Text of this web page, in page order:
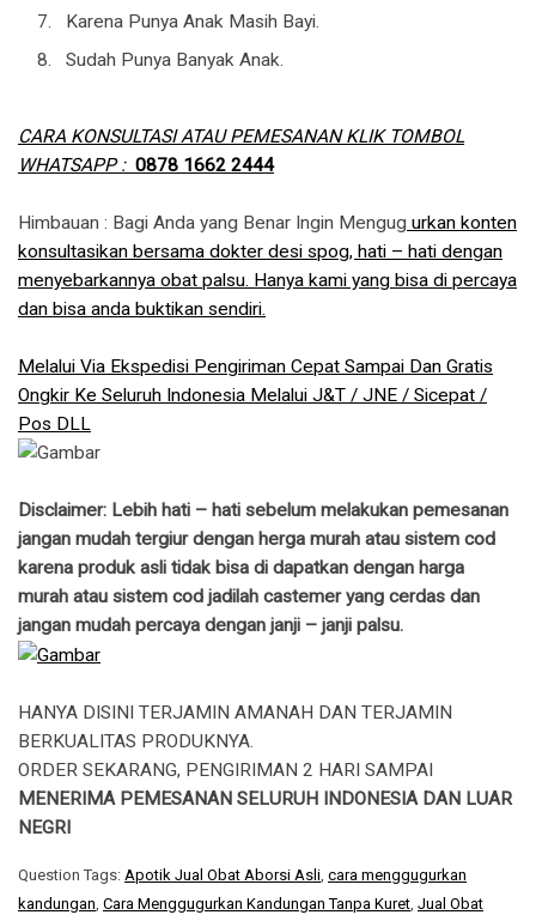
Karena Punya Anak Masih Bayi.
Sudah Punya Banyak Anak.
CARA KONSULTASI ATAU PEMESANAN KLIK TOMBOL
WHATSAPP : 0878 1662 2444
Himbauan : Bagi Anda yang Benar Ingin Mengug urkan konten
konsultasikan bersama dokter desi spog, hati – hati dengan
menyebarkannya obat palsu. Hanya kami yang bisa di percaya
dan bisa anda buktikan sendiri.
Melalui Via Ekspedisi Pengiriman Cepat Sampai Dan Gratis
Ongkir Ke Seluruh Indonesia Melalui J&T / JNE / Sicepat /
Pos DLL
Disclaimer: Lebih hati – hati sebelum melakukan pemesanan
jangan mudah tergiur dengan herga murah atau sistem cod
karena produk asli tidak bisa di dapatkan dengan harga
murah atau sistem cod jadilah castemer yang cerdas dan
jangan mudah percaya dengan janji – janji palsu.
HANYA DISINI TERJAMIN AMANAH DAN TERJAMIN
BERKUALITAS PRODUKNYA.
ORDER SEKARANG, PENGIRIMAN 2 HARI SAMPAI
MENERIMA PEMESANAN SELURUH INDONESIA DAN LUAR
NEGRI
Question Tags: Apotik Jual Obat Aborsi Asli, cara menggugurkan
kandungan, Cara Menggugurkan Kandungan Tanpa Kuret, Jual Obat